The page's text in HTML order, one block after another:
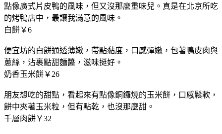
點像廣式片皮鴨的風味，但又沒那麼重味兒。真是在北京所吃
的烤鴨店中，最讓我滿意的風味。
白餅￥6
便宜坊的白餅通透薄嫩，帶點黏度，口感彈嫩，包著鴨皮肉與
蔥絲，沾裹點甜麵醬，滋味挺好。
奶香玉米餅￥26
朋友想吃的甜點，看起來有點像銅鑼燒的玉米餅，口感鬆軟，
餅中夾著玉米粒，但有點乾，也沒那麼甜。
千層肉餅￥32